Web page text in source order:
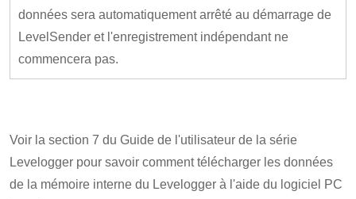
données sera automatiquement arrêté au démarrage de
LevelSender et l'enregistrement indépendant ne
commencera pas.
Voir la section 7 du Guide de l'utilisateur de la série
Levelogger pour savoir comment télécharger les données
de la mémoire interne du Levelogger à l'aide du logiciel PC